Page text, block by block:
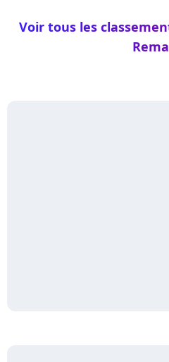
Voir tous les